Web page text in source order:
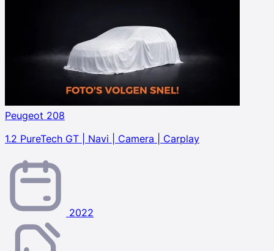
Peugeot 208
1.2 PureTech GT | Navi | Camera | Carplay
2022